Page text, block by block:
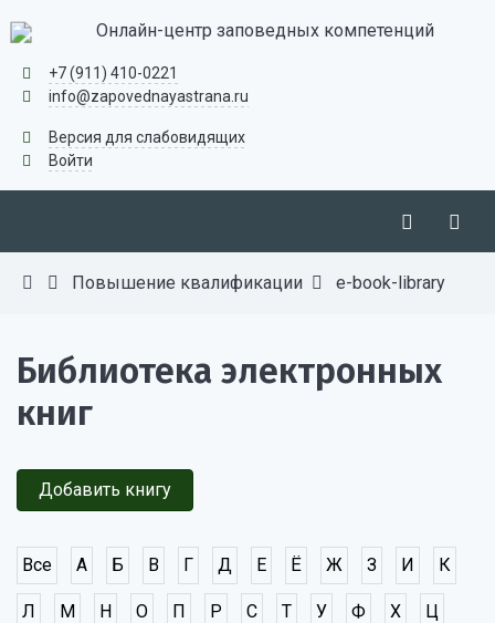
Онлайн-центр заповедных компетенций
+7 (911) 410-0221
info@zapovednayastrana.ru
Версия для слабовидящих
Войти
Повышение квалификации e-book-library
Библиотека электронных
книг
Добавить книгу
Все А Б В Г Д Е Ё Ж З И К
Л М Н О П Р С Т У Ф Х Ц